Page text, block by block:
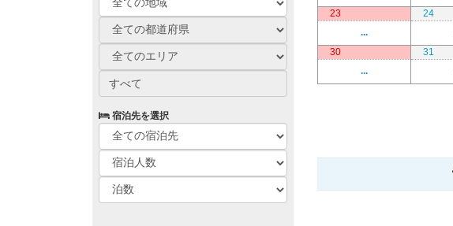
すべて
宿泊先を選択
23
...
24
30
...
31